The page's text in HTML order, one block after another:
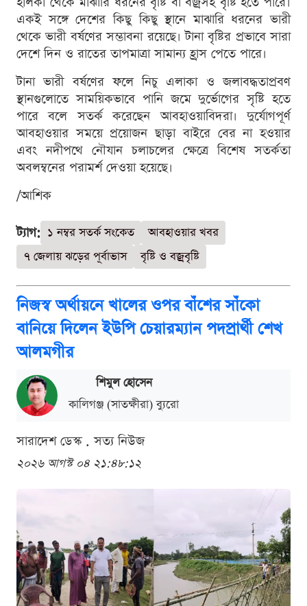
একই সঙ্গে দেশের কিছু কিছু স্থানে মাঝারি ধরনের ভারী
থেকে ভারী বর্ষণের সম্ভাবনা রয়েছে। টানা বৃষ্টির প্রভাবে সারা
দেশে দিন ও রাতের তাপমাত্রা সামান্য হ্রাস পেতে পারে।
টানা ভারী বর্ষণের ফলে নিচু এলাকা ও জলাবদ্ধতাপ্রবণ
স্থানগুলোতে সাময়িকভাবে পানি জমে দুর্ভোগের সৃষ্টি হতে
পারে বলে সতর্ক করেছেন আবহাওয়াবিদরা। দুর্যোগপূর্ণ
আবহাওয়ার সময়ে প্রয়োজন ছাড়া বাইরে বের না হওয়ার
এবং নদীপথে নৌযান চলাচলের ক্ষেত্রে বিশেষ সতর্কতা
অবলম্বনের পরামর্শ দেওয়া হয়েছে।
/আশিক
ট্যাগ: ১ নম্বর সতর্ক সংকেত
আবহাওয়ার খবর
৭ জেলায় ঝড়ের পূর্বাভাস
বৃষ্টি ও বজ্রবৃষ্টি
নিজস্ব অর্থায়নে খালের ওপর বাঁশের সাঁকো
বানিয়ে দিলেন ইউপি চেয়ারম্যান পদপ্রার্থী শেখ
আলমগীর
শিমুল হোসেন
কালিগঞ্জ (সাতক্ষীরা) ব্যুরো
সারাদেশ ডেস্ক . সত্য নিউজ
২০২৬ আগস্ট ০৪ ২১:৪৮:১২